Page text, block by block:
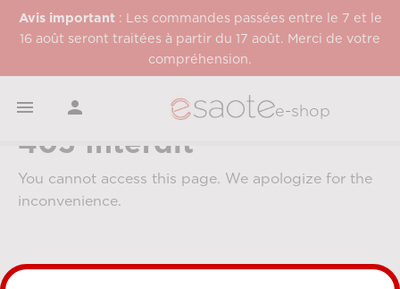
Avis important: Les commandes passées entre le 7 et le
16 août seront traitées à partir du 17 août. Merci de votre
compréhension.
  e-shop
403 Interdit
You cannot access this page. We apologize for the
inconvenience.